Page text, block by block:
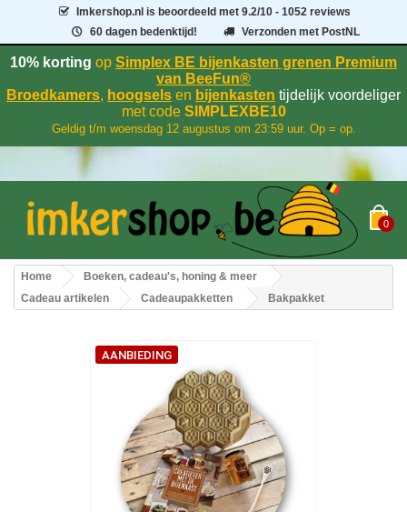
Imkershop.nl is beoordeeld met9.2/10 - 1052 reviews
60 dagen bedenktijd!
Verzonden met PostNL
10% korting op Simplex BE bijenkasten grenen Premium
van BeeFun®
Broedkamers, hoogsels en bijenkasten tijdelijk voordeliger
met codeSIMPLEXBE10
Geldig t/m woensdag 12 augustus om 23:59 uur. Op = op.
0
Home
Boeken, cadeau's, honing & meer
Cadeau artikelen
Cadeaupakketten Bakpakket
AANBIEDING